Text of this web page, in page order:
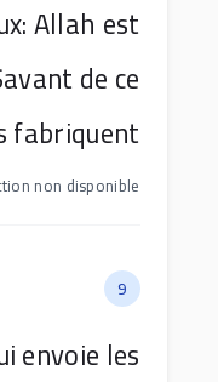
Allah est
de ce
fabriquent.
non disponible
9
envoie les